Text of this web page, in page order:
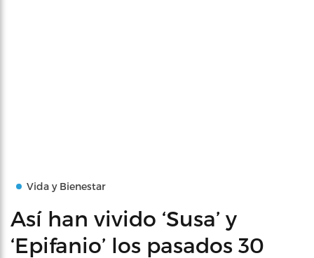
Vida y Bienestar
Así han vivido ‘Susa’ y
‘Epifanio’ los pasados 30